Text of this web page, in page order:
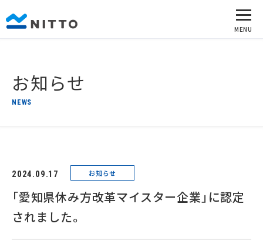
お知らせ
NEWS
2024.09.17 お知らせ
「愛知県休み方改革マイスター企業」に認定
されました。